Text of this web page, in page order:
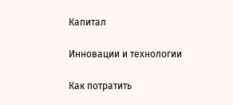
Капитал
Инновации и технологии
Как потратить